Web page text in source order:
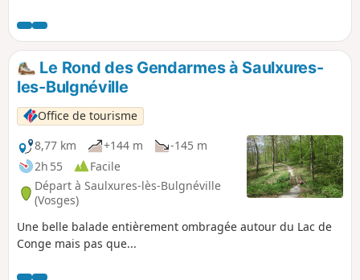
plaine des Vosges.
Le Rond des Gendarmes à Saulxures-
les-Bulgnéville
Office de tourisme
8,77 km
+144 m
-145 m
2h 55
Facile
Départ à Saulxures-lès-Bulgnéville
(Vosges)
Une belle balade entièrement ombragée autour du Lac de
Conge mais pas que...